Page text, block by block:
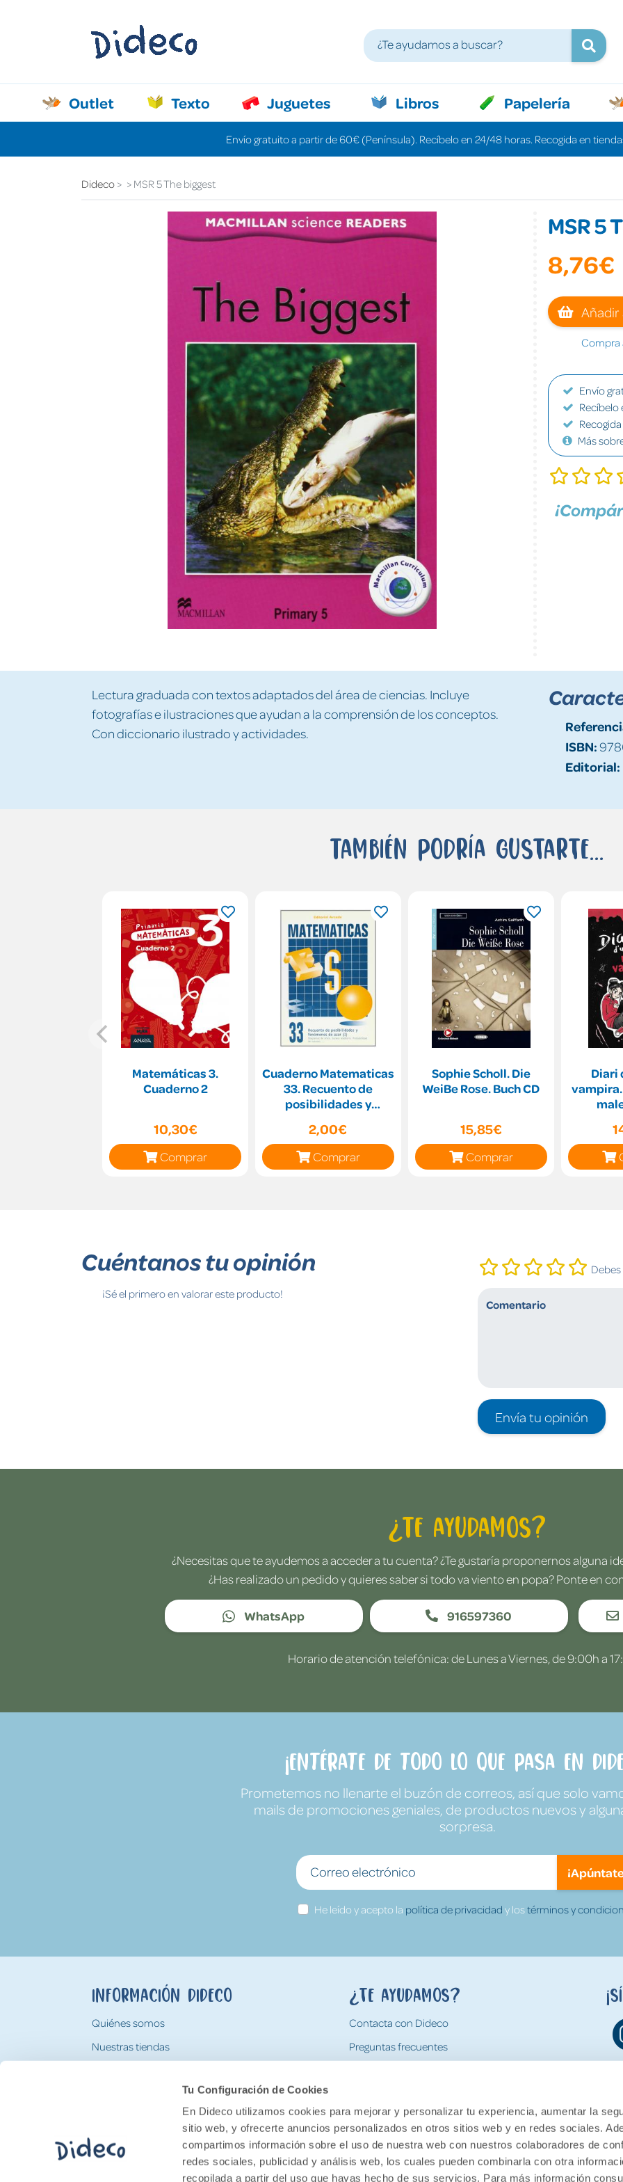
Tu Configuración de Cookies
En Dideco utilizamos cookies para mejorar y personalizar tu experiencia, aumentar la
sitio web, y ofrecerte anuncios personalizados en otros sitios web y en redes sociales.
compartimos información sobre el uso de nuestra web con nuestros colaboradores de
redes sociales, publicidad y análisis web, los cuales pueden combinarla con otra
recopilada a partir del uso que hayas hecho de sus servicios. Para más información
Outlet Texto Juguetes Libros Papelería
Envío gratuito a partir de 60€ (Península). Recíbelo en 24/48 horas. Recogida en
Dideco MSR 5 The biggest
MSR 5
8,76€
Añadir
Compra
Envío
Recíbelo
Más
Lectura graduada con textos adaptados del área de ciencias. Incluye
fotografías e ilustraciones que ayudan a la comprensión de los conceptos.
Con diccionario ilustrado y actividades.
ISBN:
Editorial:
También podría gustarte...
Matemáticas 3.
Cuaderno 2
10,30€
Comprar
Cuaderno Matematicas
33. Recuento de
posibilidades y
2,00€
Comprar
Sophie Scholl. Die
WeiBe Rose. Buch CD
15,85€
Comprar
Diari
Cuéntanos tu opinión
¡Sé el primero en valorar este producto!
Envía tu opinión
¿Te ayudamos?
¿Necesitas que te ayudemos a acceder a tu cuenta? ¿Te gustaría proponernos alguna
¿Has realizado un pedido y quieres saber si todo va viento en popa? Ponte en
WhatsApp 916597360
Horario de atención telefónica: de Lunes a Viernes, de 9:00h a
¡Entérate de todo lo que pasa en
Prometemos no llenarte el buzón de correos, así que solo
mails de promociones geniales, de productos nuevos y
sorpresa.
He leído y acepto la política de privacidad y lostérminos y
Información Dideco
Quiénes somos
Nuestras tiendas
Tarjeta Regalo Dideco
¿Te ayudamos?
Contacta con Dideco
Preguntas frecuentes
Devoluciones